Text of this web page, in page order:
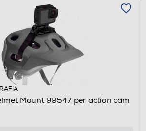
Mount 99547 per action cam